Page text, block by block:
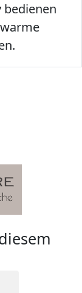
bedienen